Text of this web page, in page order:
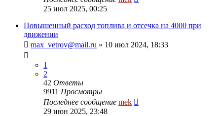
25 июл 2025, 00:25
Повышенный расход топлива и отсечка на 4000 при
движении
max_vetrov@mail.ru » 10 июл 2024, 18:33
1
2
42 Ответы
9911 Просмотры
Последнее сообщение mek
29 июн 2025, 23:48